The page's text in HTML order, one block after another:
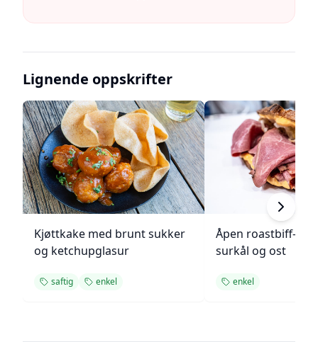
Lignende oppskrifter
Kjøttkake med brunt sukker
og ketchupglasur
saftig enkel
Åpen roastbiff-
surkål og ost
enkel